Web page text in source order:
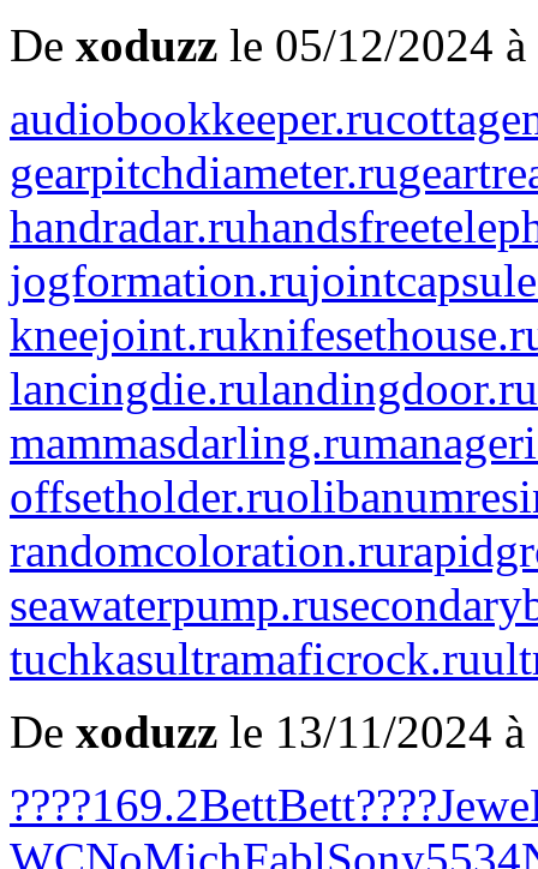
De xoduzz le 05/12/2024
audiobookkeeper.ru
gearpitchdiameter.ru
handradar.ru
jogformation.ru
kneejoint.ru
lancingdie.rulandingdoor.ru
mammasdarling.ru
offsetholder.ru
randomcoloration.ru
seawaterpump.ru
tuchkasultramaficrock.ru
De xoduzz le 13/11/2024
????169.2BettBett????Jewe